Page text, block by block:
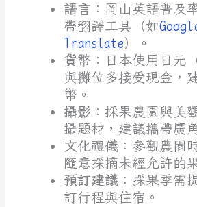
語言 ：岡山英語普及
帶翻譯工具（如
Translate）。
貨幣 ：日本使用日元
與攤位多接受現金，
幣。
攝影 ：採果農園與美
攝題材，建議攜帶廣
文化禮儀 ：參觀農園
隨意採摘未經允許的
預訂建議 ：採果季需
訂行程與住宿。